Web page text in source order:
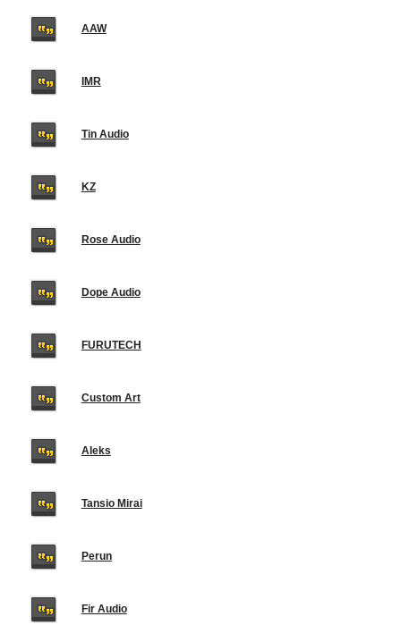
AAW
IMR
Tin Audio
KZ
Rose Audio
Dope Audio
FURUTECH
Custom Art
Aleks
Tansio Mirai
Perun
Fir Audio